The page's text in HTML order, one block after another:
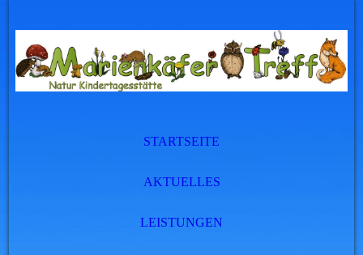
STARTSEITE
AKTUELLES
LEISTUNGEN